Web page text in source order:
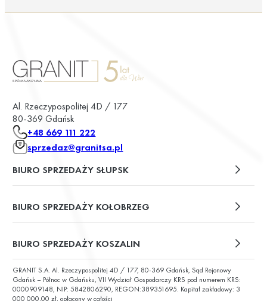
Al. Rzeczypospolitej 4D / 177
80-369 Gdańsk
+48 669 111 222
sprzedaz@granitsa.pl
BIURO SPRZEDAŻY SŁUPSK
plac Władysława Broniewskiego 13/u2
BIURO SPRZEDAŻY KOŁOBRZEG
ul. Św. Wojciecha 6
BIURO SPRZEDAŻY KOSZALIN
ul. Chałubińskiego 9
GRANIT S.A. Al. Rzeczypospolitej 4D / 177, 80-369 Gdańsk, Sąd Rejonowy
Gdańsk – Północ w Gdańsku, VII Wydział Gospodarczy KRS pod numerem KRS:
0000909148, NIP: 5842806290, REGON:389351695. Kapitał zakładowy: 3
000 000,00 zł, opłacony w całości